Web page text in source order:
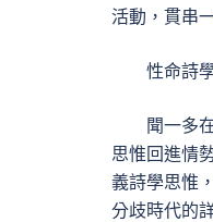
活動，貫串
性命詩
聞一多
思惟回進情
義詩學思惟
分歧時代的